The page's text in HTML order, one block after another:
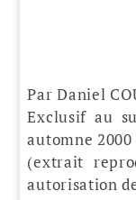
Par Daniel
Exclusif au
automne 2000
(extrait
autorisation